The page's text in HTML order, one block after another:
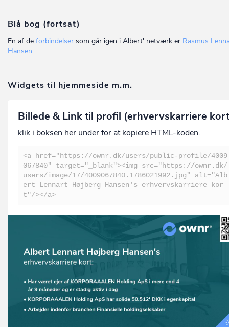
Blå bog (fortsat)
En af de forbindelser som går igen i Albert' netværk er Rasmus
Hansen.
Widgets til hjemmeside m.m.
Billede & Link til profil (erhvervskarriere
klik i boksen her under for at kopiere HTML-koden.
<a href="https://ownr.dk/users/public-profile/4009
067840" target="_blank"><img src="https://ownr.dk/
users/image/17/4009067840.1786021992.jpg" alt="Alb
ert Lennart Højberg Hansen's erhvervskarriere kor
t"/></a>